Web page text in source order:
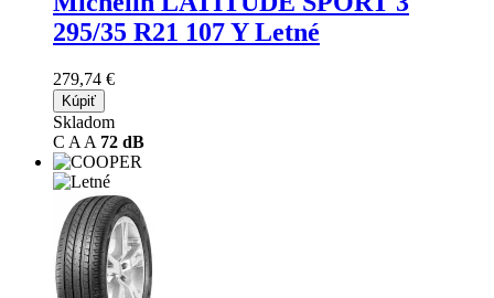
295/35 R21 107 Y Letné
279,74 €
Kúpiť
Skladom
C A A 72 dB